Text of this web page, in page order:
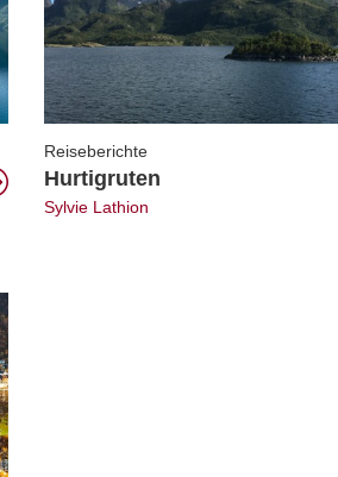
Reiseberichte
Hurtigruten
Sylvie Lathion